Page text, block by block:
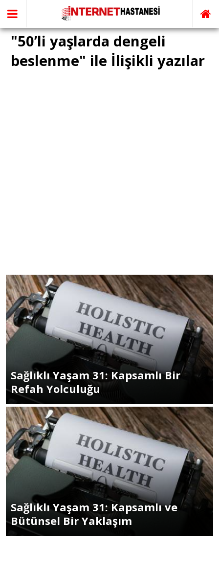
"50’li yaşlarda dengeli
beslenme" ile İlişikli yazılar
Sağlıklı Yaşam 31: Kapsamlı Bir
Refah Yolculuğu
Sağlıklı Yaşam 31: Kapsamlı ve
Bütünsel Bir Yaklaşım